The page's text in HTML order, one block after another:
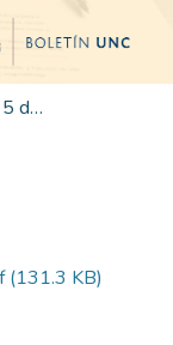
Edición 003/2026 del 5 de enero de 2026
(131.3 KB)